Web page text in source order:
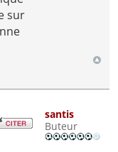
sur
santis
Buteur